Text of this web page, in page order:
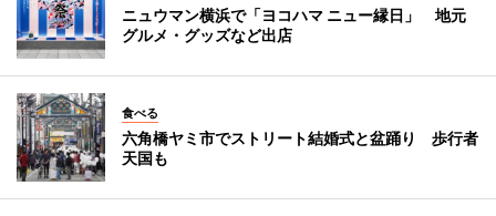
ニュウマン横浜で「ヨコハマ ニュー縁日」 地元
グルメ・グッズなど出店
食べる
六角橋ヤミ市でストリート結婚式と盆踊り 歩行者
天国も